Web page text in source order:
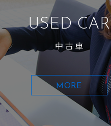
USED CAR
中古車
MORE